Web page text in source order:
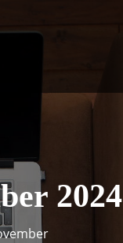
2024